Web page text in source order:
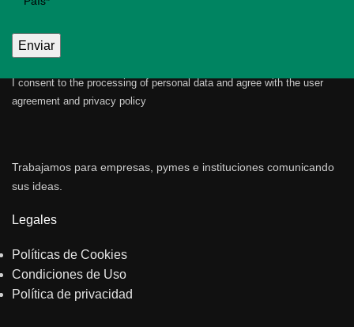
I consent to the processing of personal data and agree with the user
agreement and privacy policy
Trabajamos para empresas, pymes e instituciones comunicando
sus ideas.
Legales
Políticas de Cookies
Condiciones de Uso
Política de privacidad